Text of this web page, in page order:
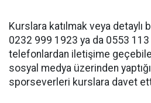
Kurslara katılmak veya detaylı
0232 999 1923 ya da 0553 113
telefonlardan iletişime
sosyal medya üzerinden
sporseverleri kurslara davet